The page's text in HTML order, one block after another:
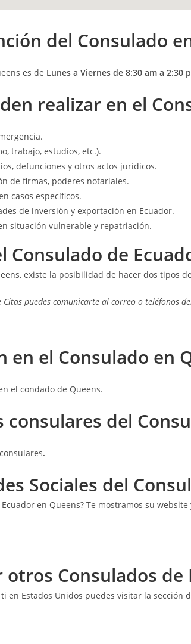
del Consulado
es de Lunes a Viernes de 8:30 am a 2:30
realizar en el
trabajo, estudios, etc.).
defunciones y otros actos jurídicos.
de firmas, poderes notariales.
casos específicos.
de inversión y exportación en Ecuador.
situación vulnerable y repatriación.
Consulado de
existe la posibilidad de hacer dos tipos
puedes comunicarte al correo o teléfonos
en el Consulado en
el condado de Queens.
consulares del
.
Sociales del
en Queens? Te mostramos su website
Consulados de
en Estados Unidos puedes visitar la